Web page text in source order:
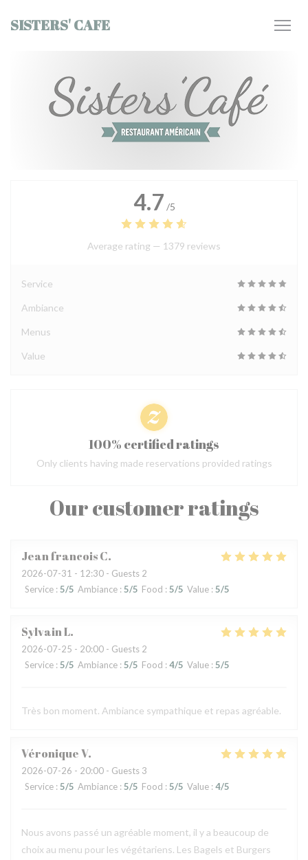
SISTERS' CAFE
Our customer ratings
Jean francoisC
2026-07-31 - 12:30 - Guests 2
Service : 5/5 Ambiance : 5/5 Food : 5/5 Value : 5/5
SylvainL
2026-07-25 - 20:00 - Guests 2
Service : 5/5 Ambiance : 5/5 Food : 4/5 Value : 5/5
Très bon moment. Ambiance sympathique et repas agréable.
VéroniqueV
2026-07-26 - 20:00 - Guests 3
Service : 5/5 Ambiance : 5/5 Food : 5/5 Value : 4/5
Nous avons passé un agréable moment, il y a beaucoup de
choix au menu pour les végétariens. Les Bagels et Burgers
4.7 /5
Average rating — 1379 reviews
Service
Ambiance
Menus
Value
100% certified ratings
Only clients having made reservations provided ratings